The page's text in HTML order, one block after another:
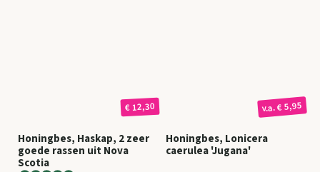
€ 12,30
Honingbes, Haskap, 2 zeer
goede rassen uit Nova
Scotia
v.a.€ 5,95
Honingbes, Lonicera
caerulea 'Jugana'